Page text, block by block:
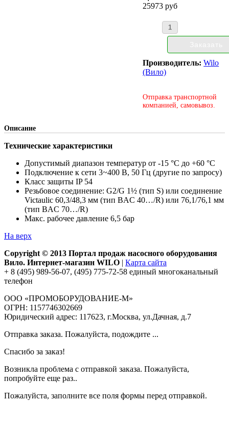
25973 руб
Производитель:Wilo
(Вило)
Отправка транспортной
компанией, самовывоз.
Описание
Технические характеристики
Допустимый диапазон температур от -15 °C до +60 °C
Подключение к сети 3~400 В, 50 Гц (другие по запросу)
Класс защиты IP 54
Резьбовое соединение: G2/G 1½ (тип S) или соединение
Victaulic 60,3/48,3 мм (тип BAC 40…/R) или 76,1/76,1 мм
(тип BAC 70…/R)
Макс. рабочее давление 6,5 бар
На верх
Copyright © 2013 Портал продаж насосного оборудования
Вило. Интернет-магазин WILO | Карта сайта
+ 8 (495) 989-56-07, (495) 775-72-58 единый многоканальный
телефон
ООО «ПРОМОБОРУДОВАНИЕ-М»
ОГРН: 1157746302669
Юридический адрес: 117623, г.Москва, ул.Дачная, д.7
Отправка заказа. Пожалуйста, подождите ...
Спасибо за заказ!
Возникла проблема с отправкой заказа. Пожалуйста,
попробуйте еще раз..
Пожалуйста, заполните все поля формы перед отправкой.